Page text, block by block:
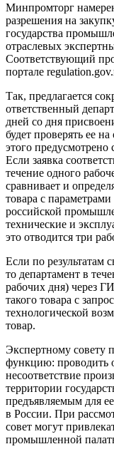
Минпромторг
разрешения на
государства
отраслевых
Соответствующий
портале
Так, предлагается
ответственный
дней со дня
будет проверять ее
этого предусмотрено
Если заявка
течение одного
сравнивает и
товара с
российской
технические и
это отводится три
Если по результатам
то департамент в
рабочих дня) через
такого товара ‎с
технологической
товар.
Экспертному совету
функцию: проводить
несоответствие
территории
предъявляемым для
в России. При
совет могут
промышленной